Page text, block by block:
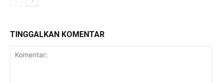
TINGGALKAN KOMENTAR